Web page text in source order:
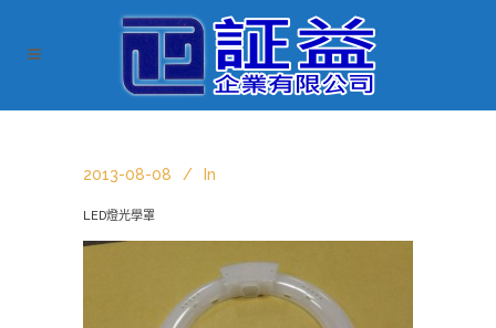
2013-08-08 In
LED燈光學罩